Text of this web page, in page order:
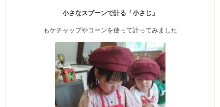
小さなスプーンで計る「小さじ」
もケチャップやコーンを使って計ってみました